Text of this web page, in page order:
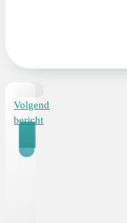
Volgend
bericht